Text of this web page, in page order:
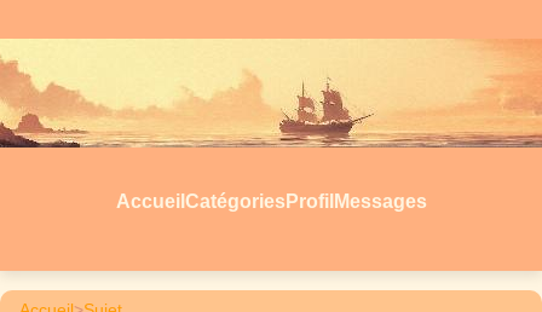
Accueil Catégories Profil Messages